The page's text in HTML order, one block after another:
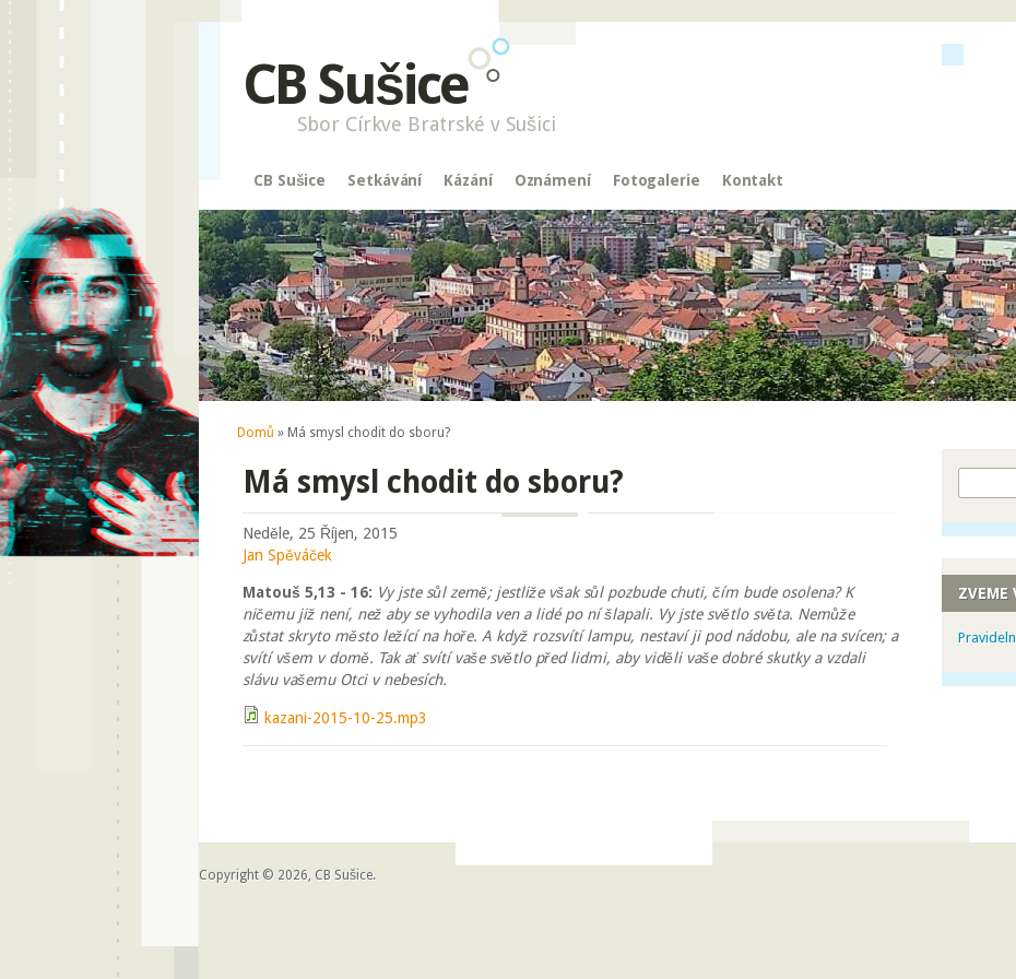
CB Sušice
Sbor Církve Bratrské v Sušici
CB Sušice Setkávání Kázání Oznámení Fotogalerie Kontakt
Jste zde
Domů » Má smysl chodit do sboru?
Má smysl chodit do sboru?
Neděle, 25 Říjen, 2015
Jan Spěváček
Matouš 5,13 - 16: Vy jste sůl země; jestliže však sůl pozbude chuti, čím bude osolena? K
ničemu již není, než aby se vyhodila ven a lidé po ní šlapali. Vy jste světlo světa. Nemůže
zůstat skryto město ležící na hoře. A když rozsvítí lampu, nestaví ji pod nádobu, ale na svícen; a
svítí všem v domě. Tak ať svítí vaše světlo před lidmi, aby viděli vaše dobré skutky a vzdali
slávu vašemu Otci v nebesích.
kazani-2015-10-25.mp3
Hledat
ZVEME
Copyright © 2026, CB Sušice.